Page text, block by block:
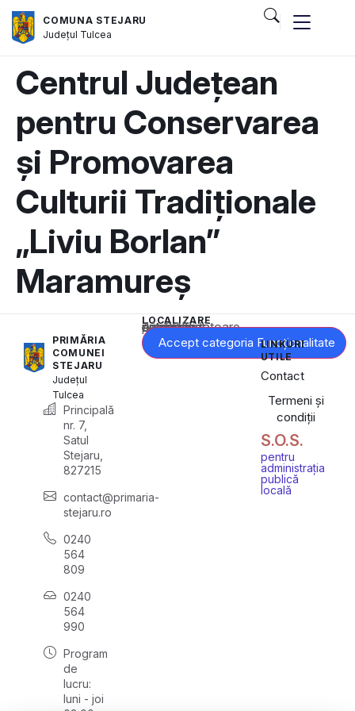
COMUNA STEJARU
Județul Tulcea
Centrul Județean
pentru Conservarea
și Promovarea
Culturii Tradiționale
„Liviu Borlan”
Maramureș
PRIMĂRIA
COMUNEI
STEJARU
Județul
Tulcea
Principală
nr. 7,
Satul
Stejaru,
827215
contact@primaria-
stejaru.ro
0240
564
809
0240
564
990
Program
de
lucru:
luni - joi
LOCALIZARE
Acest conținut este blocat până când acceptați categoria corespunzătoare de cookie-uri.
Accept categoria Funcționalitate
LINKURI
UTILE
Contact
Termeni și
condiții
S.O.S.
pentru
administrația
publică
locală